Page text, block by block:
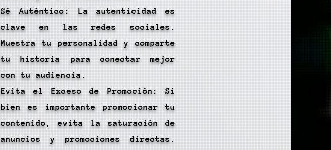
Sé Auténtico: La autenticidad es
clave en las redes sociales.
Muestra tu personalidad y comparte
tu historia para conectar mejor
con tu audiencia.
Evita el Exceso de Promoción: Si
bien es importante promocionar tu
contenido, evita la saturación de
anuncios y promociones directas.